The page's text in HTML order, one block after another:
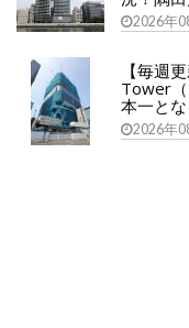
2026年
【毎週
Tower
本一と
2026年